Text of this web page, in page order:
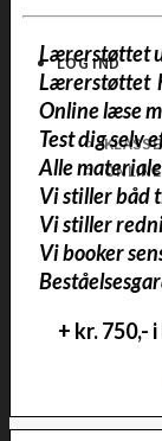
LOG IND
Lærerstøttet
Lærerstøttet
Online læse
Test dig selv
Alle
Vi stiller båd
Vi stiller
Vi booker
+ kr. 750,-